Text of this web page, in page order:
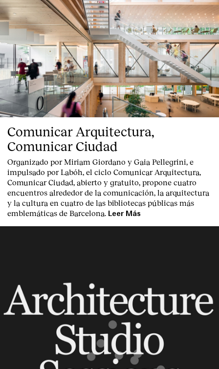
Index
Comunicar Arquitectura,
Comunicar Ciudad
Organizado por Miriam Giordano y Gaia Pellegrini, e
impulsado por Labóh, el ciclo Comunicar Arquitectura,
Comunicar Ciudad, abierto y gratuito, propone cuatro
encuentros alrededor de la comunicación, la arquitectura
y la cultura en cuatro de las bibliotecas públicas más
emblemáticas de Barcelona. Leer Más